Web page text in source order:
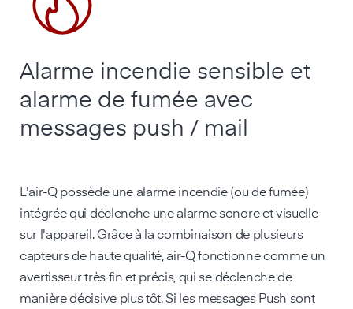
Alarme incendie sensible et
alarme de fumée avec
messages push / mail
L'air-Q possède une alarme incendie (ou de fumée)
intégrée qui déclenche une alarme sonore et visuelle
sur l'appareil. Grâce à la combinaison de plusieurs
capteurs de haute qualité, air-Q fonctionne comme un
avertisseur très fin et précis, qui se déclenche de
manière décisive plus tôt. Si les messages Push sont